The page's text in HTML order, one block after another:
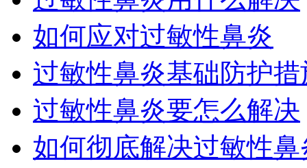
如何应对过敏性鼻炎
过敏性鼻炎基础防护措
过敏性鼻炎要怎么解决
如何彻底解决过敏性鼻